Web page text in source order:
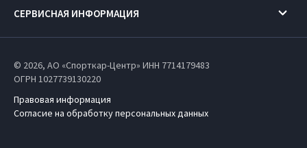
СЕРВИСНАЯ ИНФОРМАЦИЯ
© 2026, АО «Спорткар-Центр» ИНН 7714179483
ОГРН 1027739130220
Правовая информация
Согласие на обработку персональных данных